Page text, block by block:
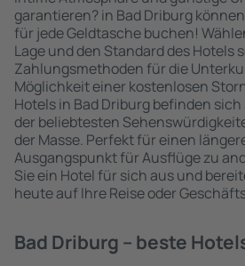
garantieren? in Bad Driburg
für jede Geldtasche buchen!
Lage und den Standard des Hotels
Zahlungsmethoden für die
Möglichkeit einer kostenlosen
Hotels in Bad Driburg befinden
der beliebtesten
der Masse. Perfekt für einen
Ausgangspunkt für Ausflüge zu
Sie ein Hotel für sich aus und
heute auf Ihre Reise oder
Bad Driburg – beste